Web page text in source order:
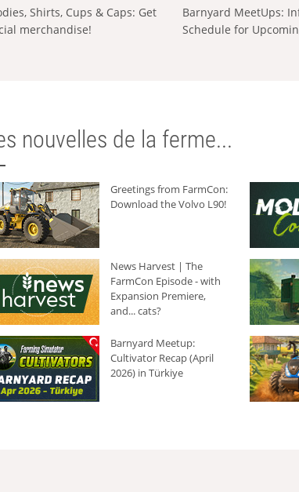
Shirts, Cups & Caps: Get
merchandise!
Barnyard MeetUps:
Schedule for
nouvelles de la ferme...
Greetings from FarmCon:
Download the Volvo L90!
News Harvest | The
FarmCon Episode - with
Expansion Premiere,
and... cats?
Barnyard Meetup:
Cultivator Recap (April
2026) in Türkiye